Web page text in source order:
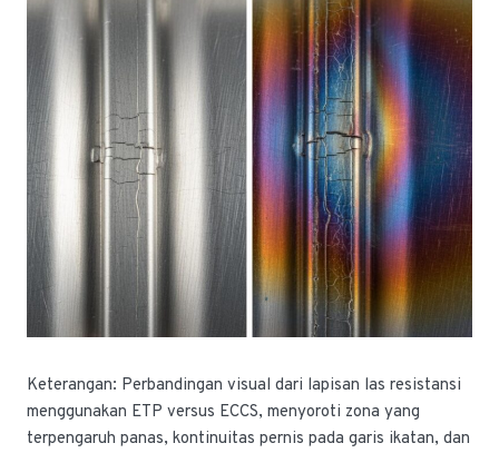
Keterangan: Perbandingan visual dari lapisan las resistansi
menggunakan ETP versus ECCS, menyoroti zona yang
terpengaruh panas, kontinuitas pernis pada garis ikatan, dan